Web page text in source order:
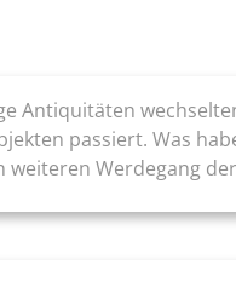
Antiquitäten
passiert. Was
Werdegang